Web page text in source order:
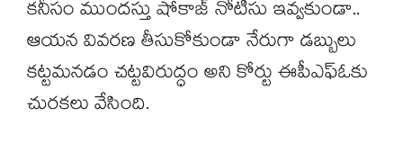
కనీసం ముందస్తు షోకాజ్ నోటీసు ఇవ్వకుండా..
ఆయన వివరణ తీసుకోకుండా నేరుగా డబ్బులు
కట్టమనడం చట్టవిరుద్ధం అని కోర్టు ఈపీఎఫ్ఓకు
చురకలు వేసింది.